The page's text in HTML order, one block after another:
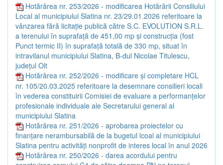
Hotărârea nr. 253/2026 - modificarea Hotărârii Consiliului
Local al municipiului Slatina nr. 23/29.01.2026 referitoare la
vânzarea fără licitație publică către S.C. EVOLUTION S.R.L.
a terenului în suprafață de 451,00 mp și construcția (fost
Punct termic II) în suprafață totală de 330 mp, situat în
intravilanul municipiului Slatina, B-dul Nicolae Titulescu,
județul Olt
Hotărârea nr. 252/2026 - modificare și completare HCL
nr. 105/20.03.2025 referitoare la desemnare consilieri locali
în vederea constituirii Comisiei de evaluare a performanțelor
profesionale individuale ale Secretarului general al
municipiului Slatina
Hotărârea nr. 251/2026 - aprobarea proiectelor cu
finanțare nerambursabilă de la bugetul lcoal al municipiului
Slatina pentru activități nonprofit de interes local în anul 2026
Hotărârea nr. 250/2026 - darea acordului pentru